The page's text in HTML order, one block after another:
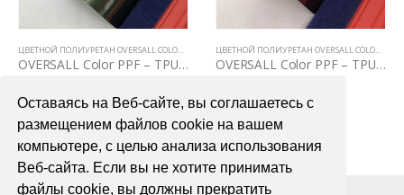
Оставаясь на Веб-сайте, вы соглашаетесь с
размещением файлов cookie на вашем
компьютере, с целью анализа использования
Веб-сайта. Если вы не хотите принимать
файлы cookie, вы должны прекратить
ЦВЕТНОЙ ПОЛИУРЕТАН OVERSALL COLOR PPF
OVERSALL Color PPF – TPU2033 Oak Green
В КОРЗИНУ
ЦВЕТНОЙ ПОЛИУРЕТАН OVERSALL COLOR PPF
OVERSALL Color PPF – TPU3031 Amethyst
В КОРЗИНУ